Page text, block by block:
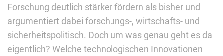
Forschung deutlich stärker fördern als bisher und
argumentiert dabei forschungs-, wirtschafts- und
sicherheitspolitisch. Doch um was genau geht es da
eigentlich? Welche technologischen Innovationen